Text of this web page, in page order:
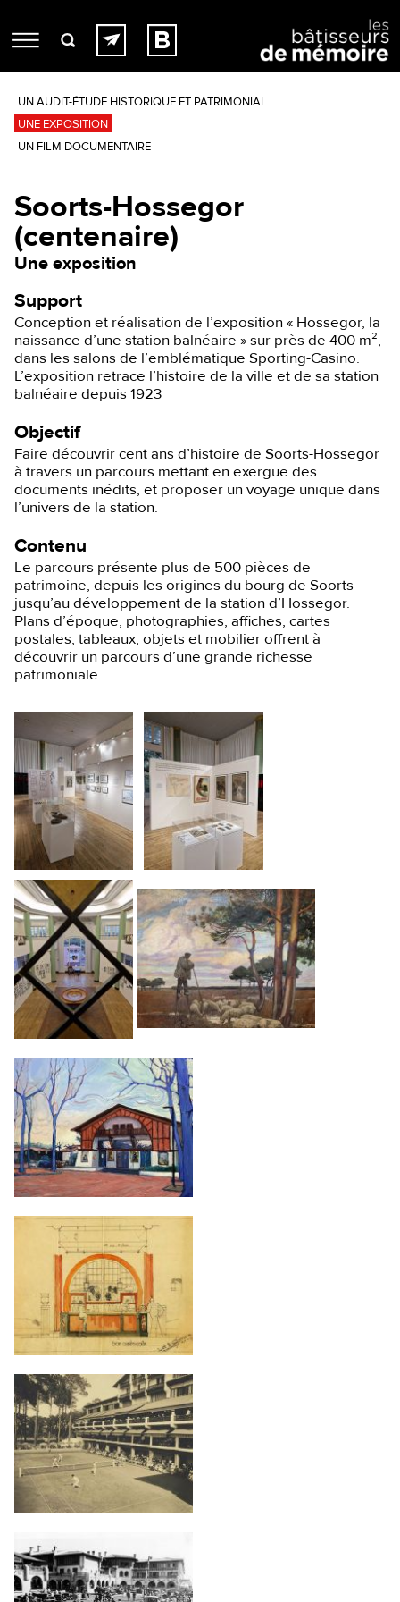
UN AUDIT-ÉTUDE HISTORIQUE ET PATRIMONIAL
UNE EXPOSITION
UN FILM DOCUMENTAIRE
Soorts-Hossegor
(centenaire)
Une exposition
Support
Conception et réalisation de l’exposition « Hossegor, la
naissance d’une station balnéaire » sur près de 400 m²,
dans les salons de l’emblématique Sporting-Casino.
L’exposition retrace l’histoire de la ville et de sa station
balnéaire depuis 1923
Objectif
Faire découvrir cent ans d’histoire de Soorts-Hossegor
à travers un parcours mettant en exergue des
documents inédits, et proposer un voyage unique dans
l’univers de la station.
Contenu
Le parcours présente plus de 500 pièces de
patrimoine, depuis les origines du bourg de Soorts
jusqu’au développement de la station d’Hossegor.
Plans d’époque, photographies, affiches, cartes
postales, tableaux, objets et mobilier offrent à
découvrir un parcours d’une grande richesse
patrimoniale.